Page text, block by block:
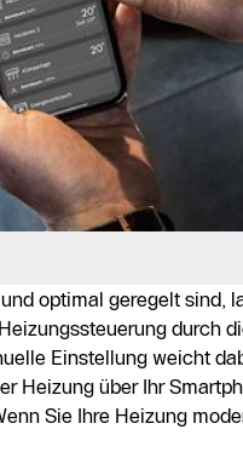
optimal geregelt sind,
durch
Einstellung weicht
Heizung über Ihr
Sie Ihre Heizung